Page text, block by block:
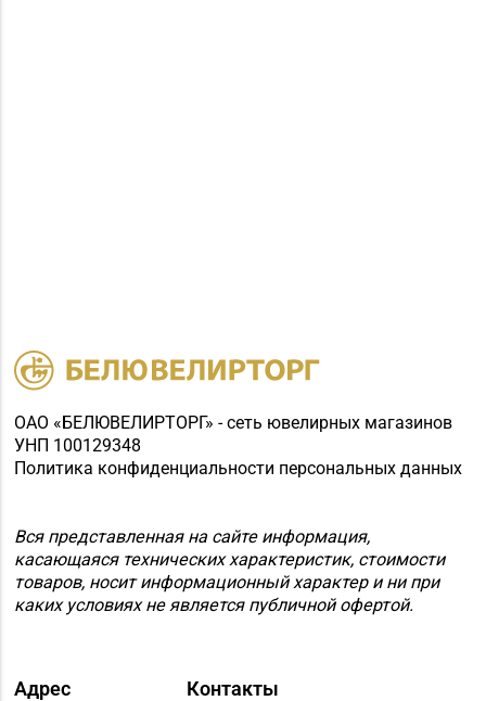
ОАО «БЕЛЮВЕЛИРТОРГ» - сеть ювелирных магазинов
УНП 100129348
Политика конфиденциальности персональных данных
Вся представленная на сайте информация,
касающаяся технических характеристик, стоимости
товаров, носит информационный характер и ни при
каких условиях не является публичной офертой.
Адрес Контакты